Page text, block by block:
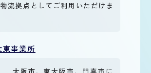
流拠点としてご利用いただけま
東事業所
大阪市、東大阪市、門真市に